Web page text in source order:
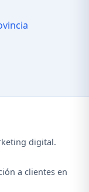
digital.
a clientes en